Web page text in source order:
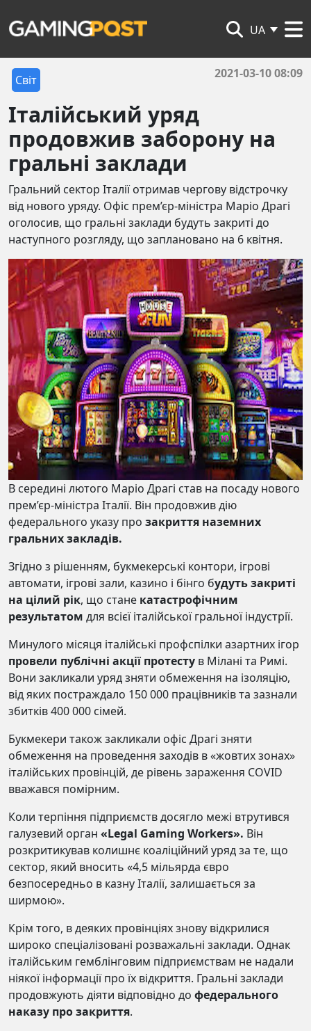
UA
Світ 2021-03-10 08:09
Італійський уряд
продовжив заборону на
гральні заклади
Гральний сектор Італії отримав чергову відстрочку
від нового уряду. Офіс прем’єр-міністра Маріо Драгі
оголосив, що гральні заклади будуть закриті до
наступного розгляду, що заплановано на 6 квітня.
В середині лютого Маріо Драгі став на посаду нового
прем’єр-міністра Італії. Він продовжив дію
федерального указу про закриття наземних
гральних закладів.
Згідно з рішенням, букмекерські контори, ігрові
автомати, ігрові зали, казино і бінго будуть закриті
на цілий рік, що стане катастрофічним
результатом для всієї італійської гральної індустрії.
Минулого місяця італійські профспілки азартних ігор
провели публічні акції протесту в Мілані та Римі.
Вони закликали уряд зняти обмеження на ізоляцію,
від яких постраждало 150 000 працівників та зазнали
збитків 400 000 сімей.
Букмекери також закликали офіс Драгі зняти
обмеження на проведення заходів в «жовтих зонах»
італійських провінцій, де рівень зараження COVID
вважався помірним.
Коли терпіння підприємств досягло межі втрутився
галузевий орган «Legal Gaming Workers». Він
розкритикував колишнє коаліційний уряд за те, що
сектор, який вносить «4,5 мільярда євро
безпосередньо в казну Італії, залишається за
ширмою».
Крім того, в деяких провінціях знову відкрилися
широко спеціалізовані розважальні заклади. Однак
італійським гемблінговим підприємствам не надали
ніякої інформації про їх відкриття. Гральні заклади
продовжують діяти відповідно до федерального
наказу про закриття.